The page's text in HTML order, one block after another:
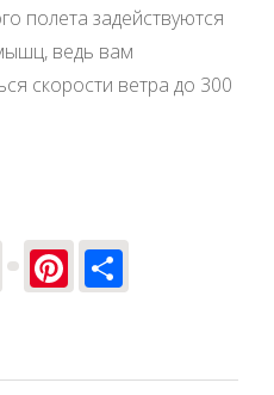
полета задействуются
ведь вам
скорости ветра до 300
TwitterPinterest